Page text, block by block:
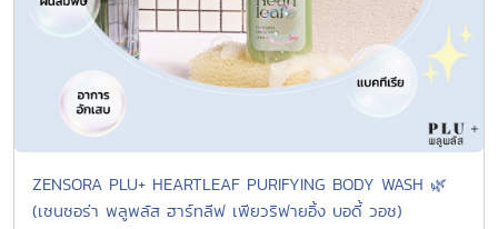
ZENSORA PLU+ HEARTLEAF PURIFYING BODY WASH 🌿
(เซนซอร่า พลูพลัส ฮาร์ทลีฟ เพียวริฟายอิ้ง บอดี้ วอช)